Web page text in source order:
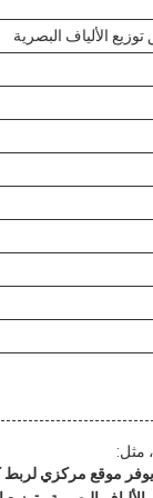
الألياف البصرية
مثل: